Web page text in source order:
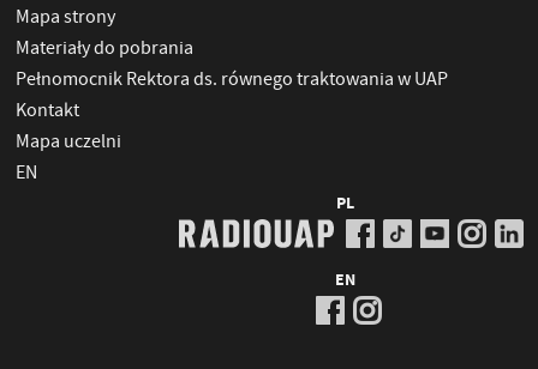
Mapa strony
Materiały do pobrania
Pełnomocnik Rektora ds. równego traktowania w UAP
Kontakt
Mapa uczelni
EN
PL
EN